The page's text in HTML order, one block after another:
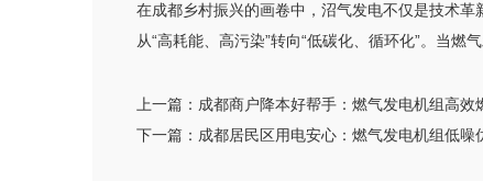
在成都乡村振兴的画卷中，沼气发电不仅是技术革
从“高耗能、高污染”转向“低碳化、循环化”。当
上一篇： 成都商户降本好帮手：燃气发电机组高效
下一篇： 成都居民区用电安心：燃气发电机组低噪